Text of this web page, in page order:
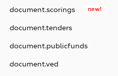
document.scorings new!
document.tenders
document.publicfunds
document.ved